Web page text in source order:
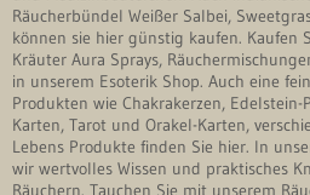
Räucherbündel Weißer Salbei,
können sie hier günstig kaufen. Kaufen
Kräuter Aura Sprays,
in unserem Esoterik Shop. Auch eine
Produkten wie Chakrakerzen,
Karten, Tarot und Orakel-Karten,
Lebens Produkte finden Sie hier. In
wir wertvolles Wissen und praktisches